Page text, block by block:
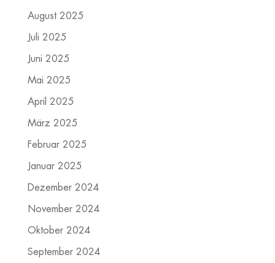
August 2025
Juli 2025
Juni 2025
Mai 2025
April 2025
März 2025
Februar 2025
Januar 2025
Dezember 2024
November 2024
Oktober 2024
September 2024